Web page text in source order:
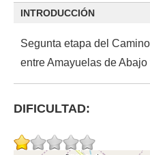
INTRODUCCIÓN
Segunta etapa del
entre Amayuelas de Abajo
DIFICULTAD: